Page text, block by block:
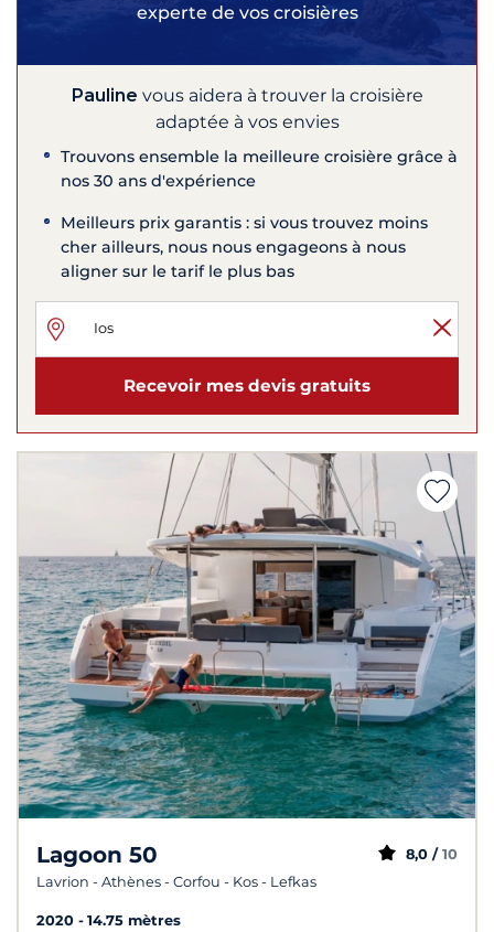
experte de vos croisières
Pauline vous aidera à trouver la croisière
adaptée à vos envies
Trouvons ensemble la meilleure croisière grâce à
nos 30 ans d'expérience
Meilleurs prix garantis : si vous trouvez moins
cher ailleurs, nous nous engageons à nous
aligner sur le tarif le plus bas
Recevoir mes devis gratuits
Lagoon 50
Lavrion - Athènes - Corfou - Kos - Lefkas
8,0 / 10
2020
14.75 mètres